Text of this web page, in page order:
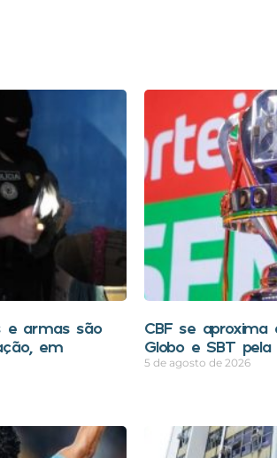
e armas são
em
CBF se aproxima
Globo e SBT pela
5 de agosto de 2026